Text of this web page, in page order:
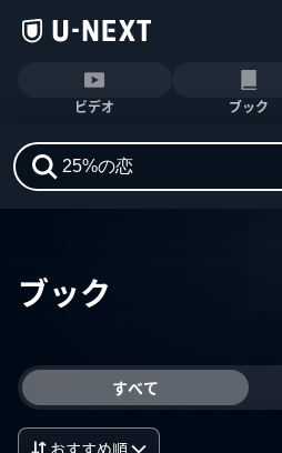
ビデオ ブック
ブック
すべて
おすすめ順